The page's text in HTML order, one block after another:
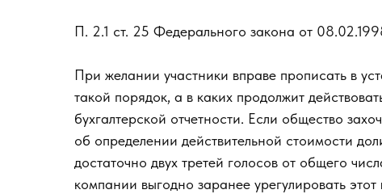
П. 2.1 ст. 25 Федерального закона от
При желании участники вправе прописать в
такой порядок, а в каких продолжит
бухгалтерской отчетности. Если общество
об определении действительной стоимости
достаточно двух третей голосов от общего
компании выгодно заранее урегулировать